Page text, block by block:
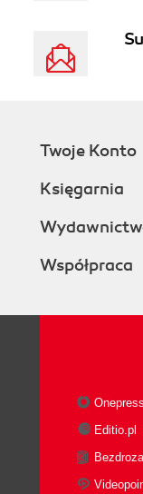
Twoje Konto
Księgarnia
Współpraca
Editio.pl